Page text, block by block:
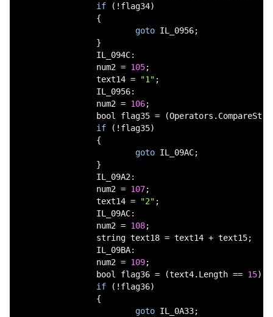
if (!flag34)
{
goto IL_0956;
}
IL_094C:
num2 = 105;
text14 =
"1" ;
IL_0956:
num2 = 106;
bool
flag35 =
if (!flag35)
{
goto IL_09AC;
}
IL_09A2:
num2 = 107;
text14 =
"2" ;
IL_09AC:
num2 = 108;
string text18 = text14 + text15;
IL_09BA:
num2 = 109;
bool
flag36 = (text4.Length == 15)
if (!flag36)
{
goto IL_0A33;